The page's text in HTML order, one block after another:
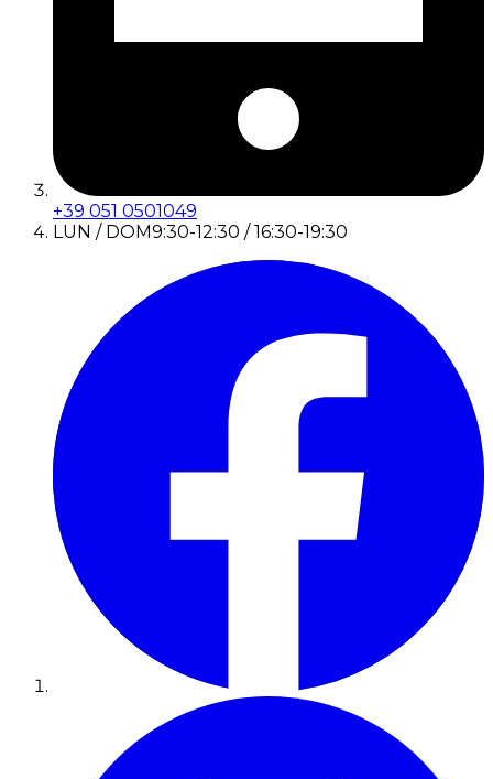
+39 051 0501049
LUN / DOM9:30-12:30 / 16:30-19:30